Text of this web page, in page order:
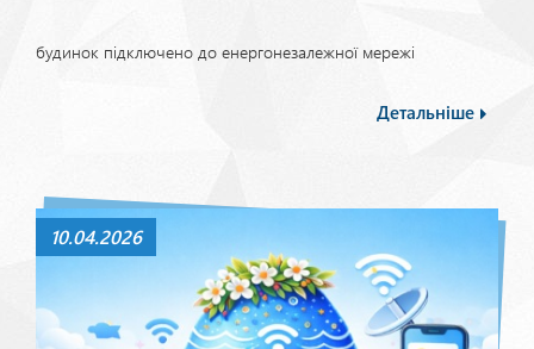
будинок підключено до енергонезалежної мережі
Детальніше
10.04.2026